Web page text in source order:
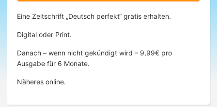
Eine Zeitschrift „Deutsch perfekt“ gratis erhalten.
Digital oder Print.
Danach – wenn nicht gekündigt wird – 9,99€ pro
Ausgabe für 6 Monate.
Näheres online.